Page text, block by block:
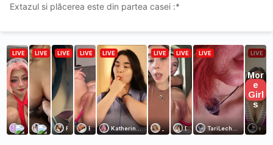
Extazul si plăcerea este din partea casei :*